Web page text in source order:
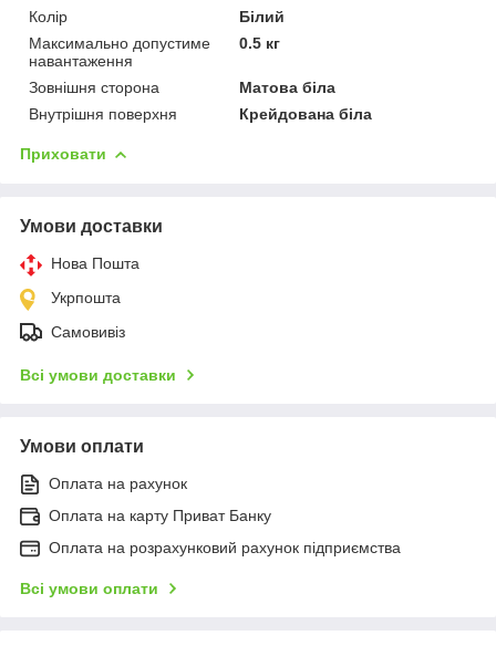
Колір
Білий
Максимально допустиме
навантаження
0.5 кг
Зовнішня сторона
Матова біла
Внутрішня поверхня
Крейдована біла
Приховати
Умови доставки
Нова Пошта
Укрпошта
Самовивіз
Всі умови доставки
Умови оплати
Оплата на рахунок
Оплата на карту Приват Банку
Оплата на розрахунковий рахунок підприємства
Всі умови оплати